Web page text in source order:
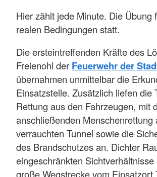
Hier zählt jede Minute. Die Übung
realen Bedingungen statt.
Die ersteintreffenden Kräfte des
Freienohl der Feuerwehr der
übernahmen unmittelbar die
Einsatzstelle. Zusätzlich liefen die
Rettung aus den Fahrzeugen, mit
anschließenden Menschenrettung
verrauchten Tunnel sowie die
des Brandschutzes an. Dichter
eingeschränkten Sichtverhältnisse
große Wegstrecke vom Einsatzort